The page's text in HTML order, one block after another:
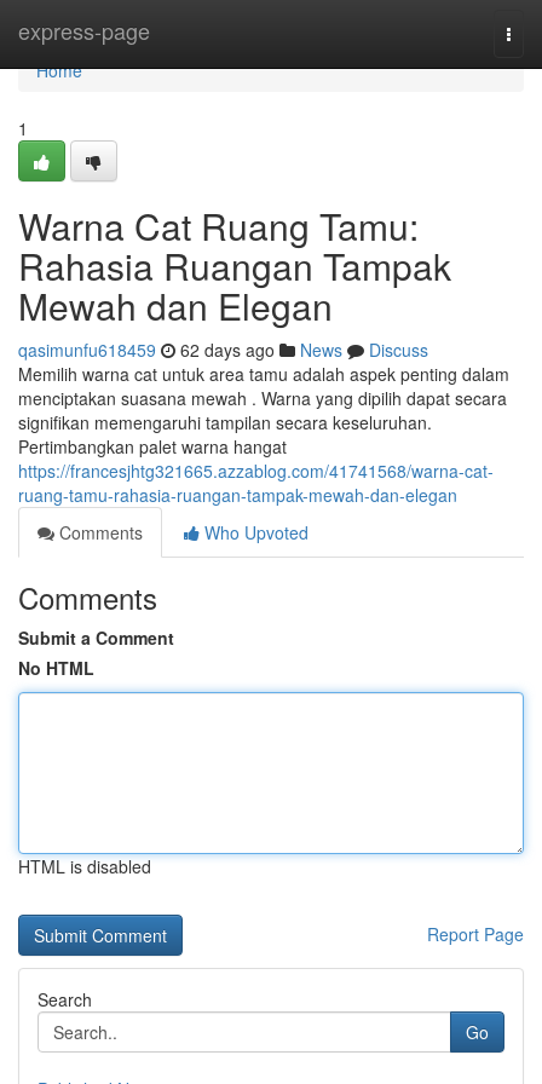
express-page
Home
Home
1
Warna Cat Ruang Tamu:
Rahasia Ruangan Tampak
Mewah dan Elegan
qasimunfu618459 62 days ago News
Discuss
Memilih warna cat untuk area tamu adalah aspek penting dalam
menciptakan suasana mewah . Warna yang dipilih dapat secara
signifikan memengaruhi tampilan secara keseluruhan.
Pertimbangkan palet warna hangat
https://francesjhtg321665.azzablog.com/41741568/warna-cat-
ruang-tamu-rahasia-ruangan-tampak-mewah-dan-elegan
Comments
Who Upvoted
Comments
Submit a Comment
No HTML
HTML is disabled
Report Page
Search
Go